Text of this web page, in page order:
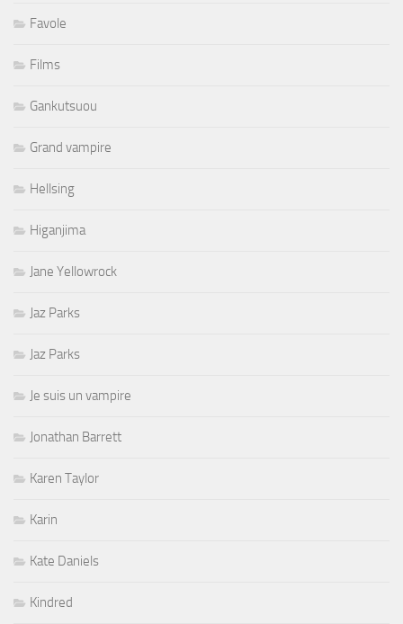
Favole
Films
Gankutsuou
Grand vampire
Hellsing
Higanjima
Jane Yellowrock
Jaz Parks
Jaz Parks
Je suis un vampire
Jonathan Barrett
Karen Taylor
Karin
Kate Daniels
Kindred